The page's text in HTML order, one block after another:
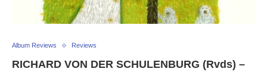
Album Reviews Reviews
RICHARD VON DER SCHULENBURG (Rvds) –